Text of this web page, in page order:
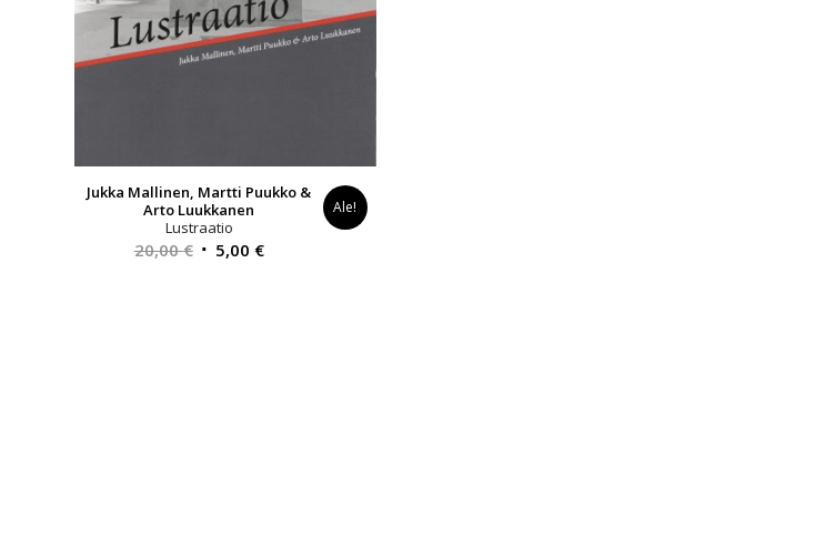
Jukka Mallinen, Martti Puukko &
Arto Luukkanen
Lustraatio
20,00€ Alkuperäinen
5,00 €Nykyinen
Ale!